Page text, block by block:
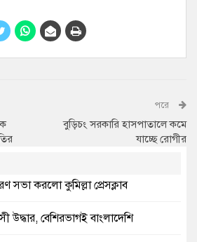
পরে
বুড়িচং সরকারি হাসপাতালে কমে
যাচ্ছে রোগীর
সভা করলো কুমিল্লা প্রেসক্লাব
উদ্ধার, বেশিরভাগই বাংলাদেশি